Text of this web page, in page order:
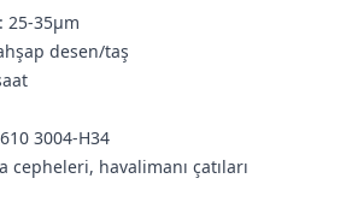
25-35μm
desen/taş
3004-H34
cepheleri, havalimanı çatıları